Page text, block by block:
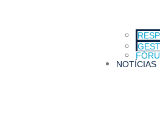
NOTÍCIAS